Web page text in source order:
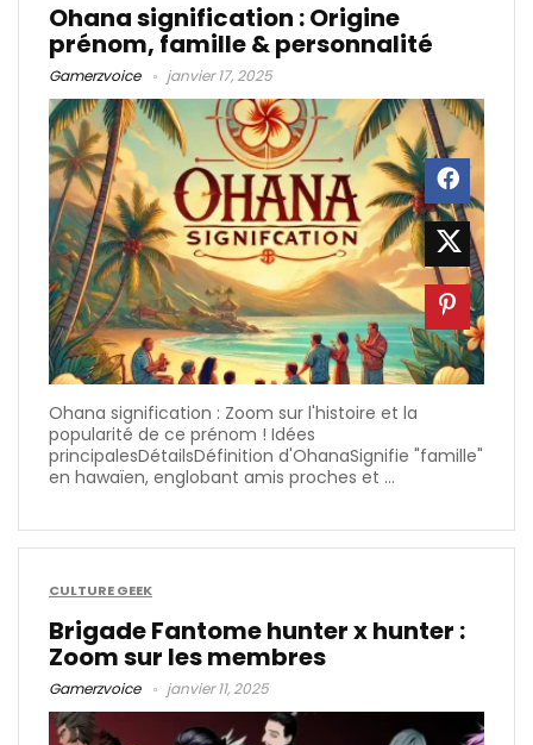
Ohana signification : Origine
prénom, famille & personnalité
Gamerzvoice janvier 17, 2025
Ohana signification : Zoom sur l'histoire et la
popularité de ce prénom ! Idées
principalesDétailsDéfinition d'OhanaSignifie "famille"
en hawaïen, englobant amis proches et ...
CULTURE GEEK
Brigade Fantome hunter x hunter :
Zoom sur les membres
Gamerzvoice janvier 11, 2025